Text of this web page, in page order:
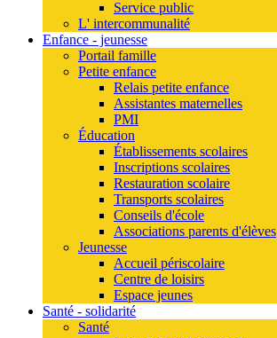
Service public
L' intercommunalité
Enfance - jeunesse
Portail famille
Petite enfance
Relais petite enfance
Assistantes maternelles
PMI
Éducation
Établissements scolaires
Inscriptions scolaires
Restauration scolaire
Transports scolaires
Conseils d'école
Associations parents d'élèves
Jeunesse
Accueil périscolaire
Centre de loisirs
Espace jeunes
Santé - solidarité
Santé